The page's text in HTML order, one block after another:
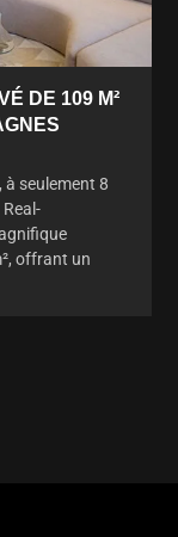
DE 109 M²
seulement 8
offrant un